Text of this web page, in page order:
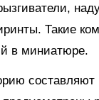
Такие
в миниатюре.